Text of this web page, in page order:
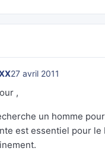
27 avril 2011
,
un homme
est essentiel pour le